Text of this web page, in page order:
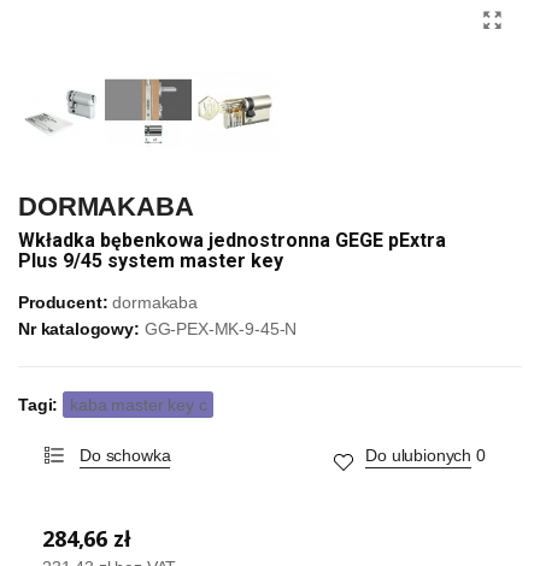
DORMAKABA
Wkładka bębenkowa jednostronna GEGE pExtra
Plus 9/45 system master key
Producent: dormakaba
Nr katalogowy: GG-PEX-MK-9-45-N
Tagi: kaba master key c
Do schowka Do ulubionych 0
284,66 zł